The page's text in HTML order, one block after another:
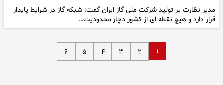
مدیر نظارت بر تولید شرکت ملی گاز ایران گفت: شبکه گاز در شرایط پایدار
قرار دارد و هیچ نقطه ای از کشور دچار محدودیت…
۱ ۲ ۳ ۴ ۵ ۶